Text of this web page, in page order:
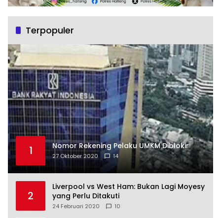
Terpopuler
1 Nomor Rekening Pelaku UMKM Diblokir
27 Oktober 2020 14
2
Liverpool vs West Ham: Bukan Lagi Moyesy
yang Perlu Ditakuti
24 Februari 2020 10